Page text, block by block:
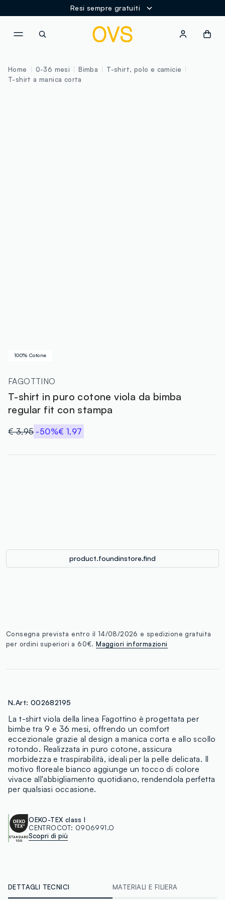
Resi sempre gratuiti
100% Cotone
Home 0-36 mesi Bimba
T-shirt, polo e camicie
T-shirt a manica corta
FAGOTTINO
T-shirt in puro cotone viola da bimba
regular fit con stampa
€ 3,95 -50%€ 1,97
product.foundinstore.find
Consegna prevista entro il 14/08/2026 e spedizione gratuita
per ordini superiori a 60€.Maggiori informazioni
N.Art: 002682195
La t-shirt viola della linea Fagottino è progettata per
bimbe tra 9 e 36 mesi, offrendo un comfort
eccezionale grazie al design a manica corta e allo scollo
rotondo. Realizzata in puro cotone, assicura
morbidezza e traspirabilità, ideali per la pelle delicata. Il
motivo floreale bianco aggiunge un tocco di colore
vivace all'abbigliamento quotidiano, rendendola perfetta
per qualsiasi occasione.
OEKO-TEX class I
CENTROCOT: 0906991.O
Scopri di più
DETTAGLI TECNICI MATERIALI E FILIERA